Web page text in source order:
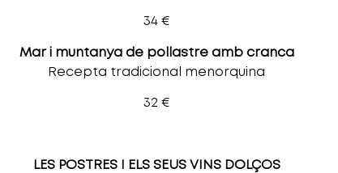
34 €
Mar i muntanya de pollastre amb cranca
Recepta tradicional menorquina
32 €
LES POSTRES I ELS SEUS VINS DOLÇOS